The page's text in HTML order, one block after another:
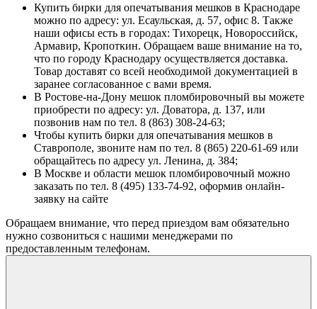
Купить бирки для опечатывания мешков в Краснодаре
можно по адресу: ул. Есаульская, д. 57, офис 8. Также
наши офисы есть в городах: Тихорецк, Новороссийск,
Армавир, Кропоткин. Обращаем ваше внимание на то,
что по городу Краснодару осуществляется доставка.
Товар доставят со всей необходимой документацией в
заранее согласованное с вами время.
В Ростове-на-Дону мешок пломбировочный вы можете
приобрести по адресу: ул. Доватора, д. 137, или
позвонив нам по тел. 8 (863) 308-24-63;
Чтобы купить бирки для опечатывания мешков в
Ставрополе, звоните нам по тел. 8 (865) 220-61-69 или
обращайтесь по адресу ул. Ленина, д. 384;
В Москве и области мешок пломбировочный можно
заказать по тел. 8 (495) 133-74-92, оформив онлайн-
заявку на сайте
Обращаем внимание, что перед приездом вам обязательно
нужно созвониться с нашими менеджерами по
предоставленным телефонам.